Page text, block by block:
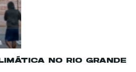
NO RIO GRANDE